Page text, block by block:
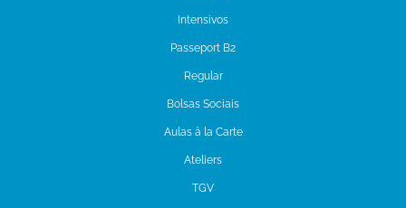
Intensivos
Passeport B2
Regular
Bolsas Sociais
Aulas à la Carte
Ateliers
TGV